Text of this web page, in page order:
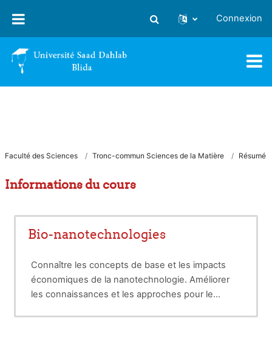
Activer/désactiver la saisie
Connexion
Faculté des Sciences Tronc-commun Sciences de la Matière Résumé
Informations du cours
Bio-nanotechnologies
Connaître les concepts de base et les impacts
économiques de la nanotechnologie. Améliorer
les connaissances et les approches pour le